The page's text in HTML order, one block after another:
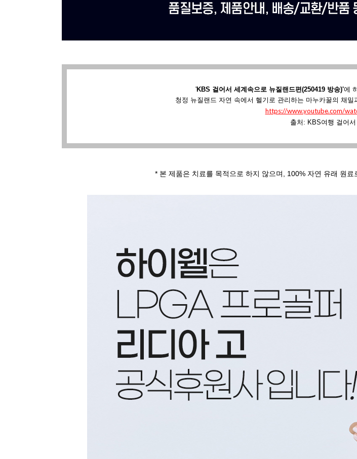
'KBS 걸어서 세계속으로 뉴질랜드편(250419 방송)'에
청정 뉴질랜드 자연 속에서 헬기로 관리하는 마누카꿀의 채밀
https://www.youtube.com/
출처: KBS여행 걸어
* 본 제품은 치료를 목적으로 하지 않으며, 100% 자연 유래 원료